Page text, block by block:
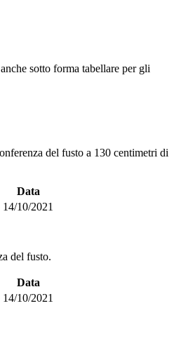
sotto forma tabellare per gli
del fusto a 130 centimetri di
Data
14/10/2021
del fusto.
Data
14/10/2021